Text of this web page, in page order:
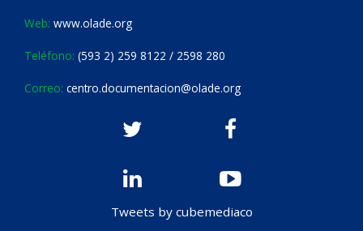
Web: www.olade.org
Teléfono: (593 2) 259 8122 / 2598 280
Correo: centro.documentacion@olade.org
Tweets by cubemediaco